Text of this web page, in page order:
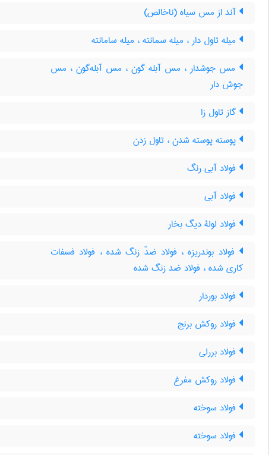
آند از مس سیاه (ناخالص)
میله تاول دار ، میله سمانته ، میله سامانته
مس جوشدار ، مس آبله گون ، مس آبله‌گون ، مس
جوش دار
گاز تاول زا
پوسته پوسته شدن ، تاول زدن
فولاد آبی رنگ
فولاد آبی
فولاد لولۀ دیگ بخار
فولاد بوندریزه ، فولاد ضدّ زنگ شده ، فولاد فسفات
کاری شده ، فولاد ضد زنگ شده
فولاد بوردار
فولاد روکش برنج
فولاد بررلی
فولاد روکش مفرغ
فولاد سوخته
فولاد سوخته